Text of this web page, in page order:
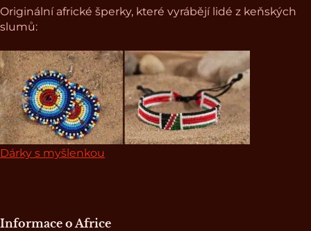
Originální africké šperky, které vyrábějí lidé z keňských
slumů:
Dárky s myšlenkou
Informace o Africe